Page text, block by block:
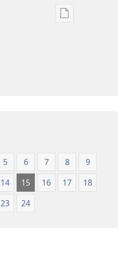
Publikāciju
5 6 7 8
9
14 15 16 17
18
23 24